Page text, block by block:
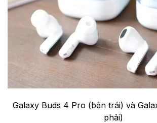
Galaxy Buds 4 Pro (bên trái) và
phải)